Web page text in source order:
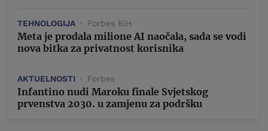
TEHNOLOGIJA Forbes BiH
Meta je prodala milione AI naočala, sada se vodi
nova bitka za privatnost korisnika
AKTUELNOSTI Forbes
Infantino nudi Maroku finale Svjetskog
prvenstva 2030. u zamjenu za podršku